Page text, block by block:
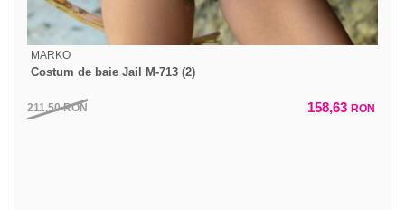
MARKO
Costum de baie Jail M-713 (2)
211,50RON 158,63 RON